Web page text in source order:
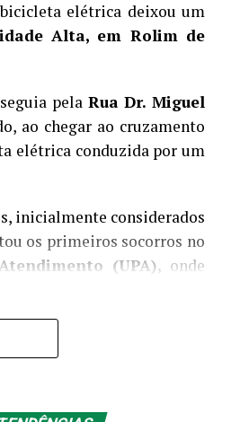
elétrica deixou um
Alta, em Rolim de
pela Rua Dr. Miguel
ao chegar ao cruzamento
elétrica conduzida por um
inicialmente considerados
os primeiros socorros no
(UPA), onde
a chegada da Polícia
as medidas cabíveis